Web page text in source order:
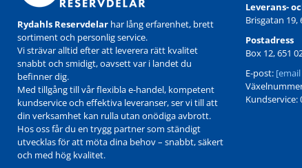
Rydahls Reservdelar har lång erfarenhet, brett
sortiment och personlig service.
Vi strävar alltid efter att leverera rätt kvalitet
snabbt och smidigt, oavsett var i landet du
befinner dig.
Med tillgång till vår flexibla e-handel, kompetent
kundservice och effektiva leveranser, ser vi till att
din verksamhet kan rulla utan onödiga avbrott.
Hos oss får du en trygg partner som ständigt
utvecklas för att möta dina behov – snabbt, säkert
och med hög kvalitet.
Leverans-
Brisgatan 19,
Postadress
Box 12, 651
E-post:
Kundservice: